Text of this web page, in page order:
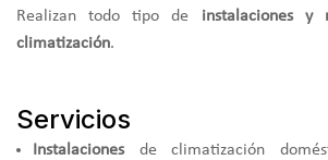
Realizan todo tipo de instalaciones y
climatización.
Servicios
Instalacionesde climatización